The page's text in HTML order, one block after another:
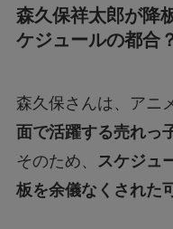
森久保祥太郎が降
ケジュールの都合
森久保さんは、アニ
面で活躍する売れっ
そのため、
スケジュ
板を余儀なくされた